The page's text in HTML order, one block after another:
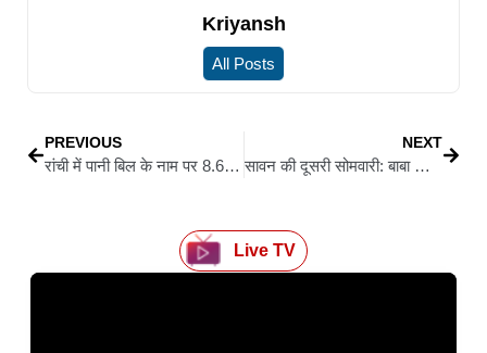
Kriyansh
All Posts
PREVIOUS
रांची में पानी बिल के नाम पर 8.60 लाख की साइबर ठगी, ठगों ने भेजा फर्जी मैसेज
NEXT
सावन की दूसरी सोमवारी: बाबा धाम में उमड़ा श्रद्धालुओं का जनसैलाब, सुबह 4:07 बजे से हो रहा जलार्पण
Live TV